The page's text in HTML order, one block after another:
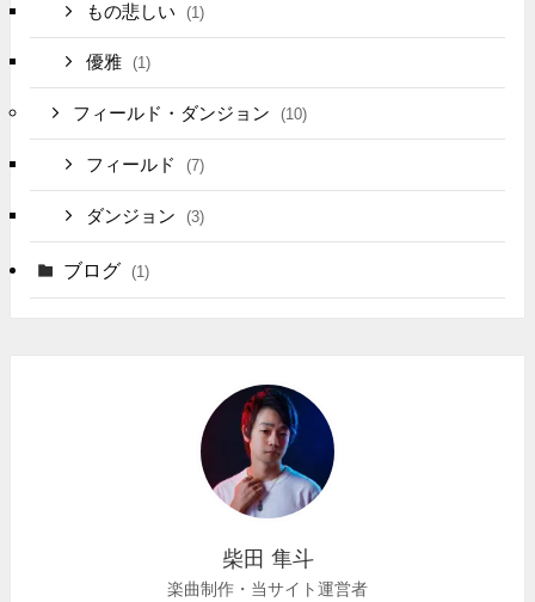
もの悲しい (1)
優雅 (1)
フィールド・ダンジョン (10)
フィールド (7)
ダンジョン (3)
ブログ (1)
柴田 隼斗
楽曲制作・当サイト運営者